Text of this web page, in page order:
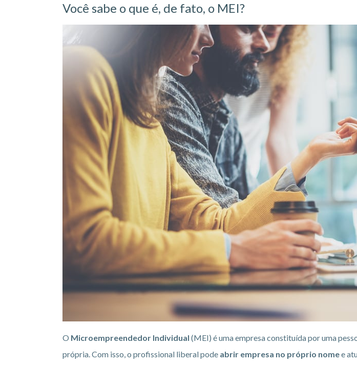
Você sabe o que é, de fato, o MEI?
O Microempreendedor Individual (MEI) é uma empresa constituída por uma
própria. Com isso, o profissional liberal pode abrir empresa no próprio nomee